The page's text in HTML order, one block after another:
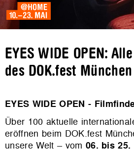
EYES WIDE OPEN:
des DOK.fest München
EYES WIDE OPEN -
Über 100 aktuelle
eröffnen beim DOK.fest
unsere Welt – vom 06. bis 25.